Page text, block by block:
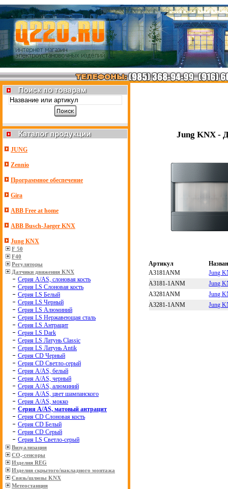
JUNG
Zennio
Программное обеспечение
Gira
ABB Free at home
ABB Busch-Jaeger KNX
Jung KNX
F 50
F40
Регуляторы
Датчики движения KNX
Серия А/АS, слоновая кость
Серия LS Слоновая кость
Серия LS Белый
Серия LS Черный
Серия LS Алюминий
Серия LS Нержавеющая сталь
Серия LS Антрацит
Серия LS Dark
Серия LS Латунь Classic
Серия LS Латунь Antik
Серия CD Черный
Серия CD Светло-серый
Серия А/АS, белый
Серия А/АS, черный
Серия А/АS, алюминий
Серия А/АS, цвет шампанского
Серия А/АS, мокко
Серия А/АS, матовый антрацит
Серия CD Слоновая кость
Серия CD Белый
Серия CD Серый
Серия LS Светло-серый
Визуализация
CO₂-сенсоры
Изделия REG
Изделия скрытого/накладного монтажа
Связь/шлюзы KNX
Метеостанция
Jung KNX -
Артикул
A3181ANM
Jung
A3181-1ANM
Jung
A3281ANM
Jung
A3281-1ANM
Jung